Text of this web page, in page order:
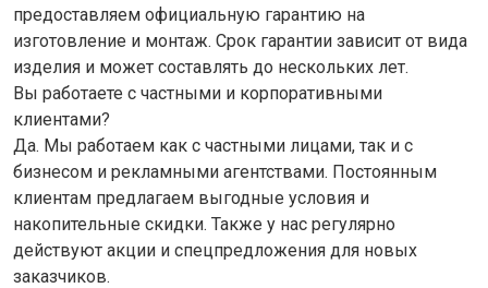
предоставляем официальную гарантию на
изготовление и монтаж. Срок гарантии зависит от вида
изделия и может составлять до нескольких лет.
Вы работаете с частными и корпоративными
клиентами?
Да. Мы работаем как с частными лицами, так и с
бизнесом и рекламными агентствами. Постоянным
клиентам предлагаем выгодные условия и
накопительные скидки. Также у нас регулярно
действуют акции и спецпредложения для новых
заказчиков.